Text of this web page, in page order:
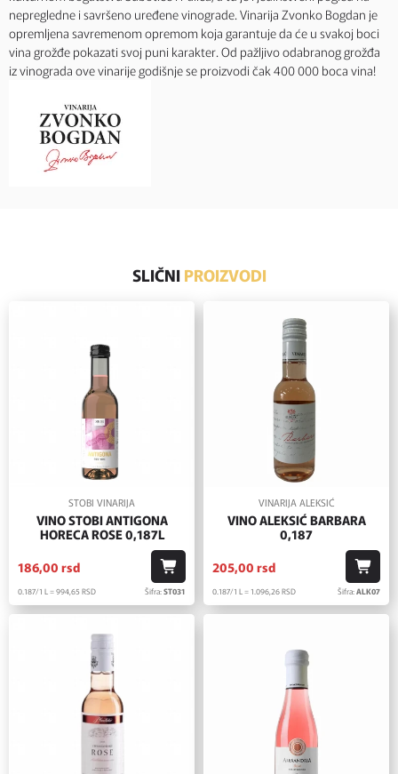
nepregledne i savršeno uređene vinograde. Vinarija Zvonko Bogdan je
opremljena savremenom opremom koja garantuje da će u svakoj boci
vina grožđe pokazati svoj puni karakter. Od pažljivo odabranog grožđa
iz vinograda ove vinarije godišnje se proizvodi čak 400 000 boca vina!
SLIČNI PROIZVODI
STOBI VINARIJA
VINO STOBI ANTIGONA
HORECA ROSE 0,187L
186,00 rsd
0.187/1 L = 994,65 RSD Šifra:ST031
VINARIJA ALEKSIĆ
VINO ALEKSIĆ BARBARA
0,187
205,00 rsd
0.187/1 L = 1.096,26RSD Šifra:ALK07